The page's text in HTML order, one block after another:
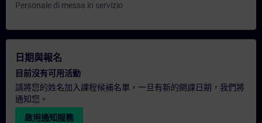
Personale di messa in servizio
日期與報名
目前沒有可用活動
請將您的姓名加入課程候補名單，一旦有新的開課日期，我們將
通知您。
啟用通知服務